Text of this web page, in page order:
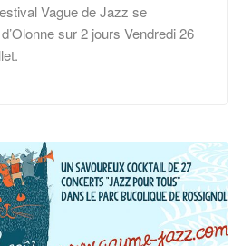
Vague de Jazz se
sur 2 jours Vendredi 26